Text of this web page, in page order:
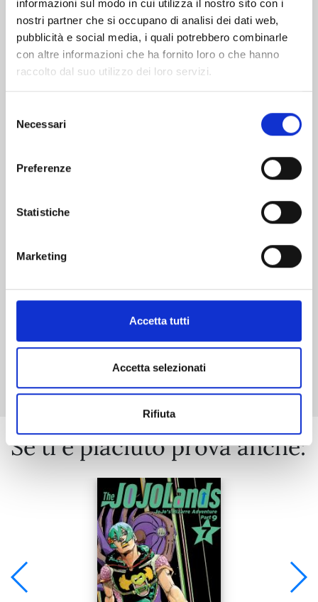
informazioni sul modo in cui utilizza il nostro sito con i
nostri partner che si occupano di analisi dei dati web,
pubblicità e social media, i quali potrebbero combinarle
con altre informazioni che ha fornito loro o che hanno
raccolto dal suo utilizzo dei loro servizi.
delNecessari
Preferenze
Statistiche
Marketing
Accetta tutti
Accetta selezionati
Rifiuta
Se ti è piaciuto prova anche: